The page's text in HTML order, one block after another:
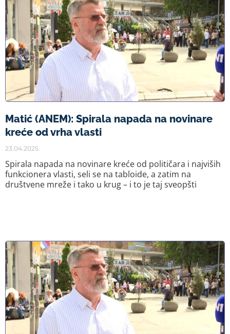
Matić (ANEM): Spirala napada na novinare
kreće od vrha vlasti
23.04.2025.
Spirala napada na novinare kreće od političara i najviših
funkcionera vlasti, seli se na tabloide, a zatim na
društvene mreže i tako u krug – i to je taj sveopšti